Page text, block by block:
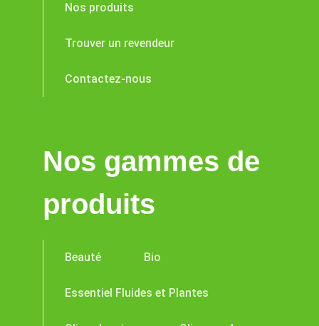
Nos produits
Trouver un revendeur
Contactez-nous
Nos gammes de
produits
Beauté Bio
Essentiel Fluides et Plantes